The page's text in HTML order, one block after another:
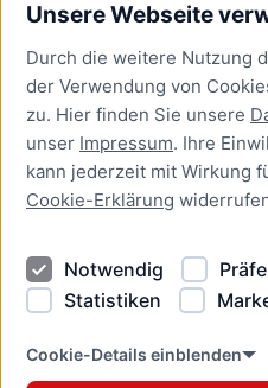
Unsere Webseite
Durch die weitere Nutzung
der Verwendung von
zu. Hier finden Sie unsere
unser Impressum. Ihre
kann jederzeit mit Wirkung
Cookie-Erklärung
Notwendig
Statistiken
Cookie-Details einblenden
Bürgerservice
Presse
Newsletter Lübeck:kompakt
Kontakt
Kontakt
Datenschutzhinweise
Barrierefreiheit
Cookie Erklärung